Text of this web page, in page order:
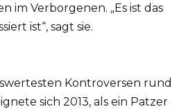
im Verborgenen. „Es ist das
ist“, sagt sie.
Kontroversen rund
sich 2013, als ein Patzer